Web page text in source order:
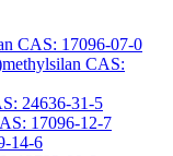
CAS: 17096-07-0
CAS:
24636-31-5
17096-12-7
14-6